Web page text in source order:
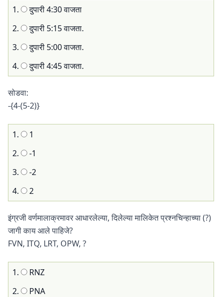
1.
दुपारी 4:30 वाजता
2.
दुपारी 5:15 वाजता.
3.
दुपारी 5:00 वाजता.
4.
दुपारी 4:45 वाजता.
सोडवा:
-{4-(5-2)}
1.
1
2.
-1
3.
-2
4.
2
इंग्रजी वर्णमालाक्रमावर आधारलेल्या, दिलेल्या मालिकेत प्रश्नचिन्हाच्या (?)
जागी काय आले पाहिजे?
FVN, ITQ, LRT, OPW, ?
1.
RNZ
2.
PNA